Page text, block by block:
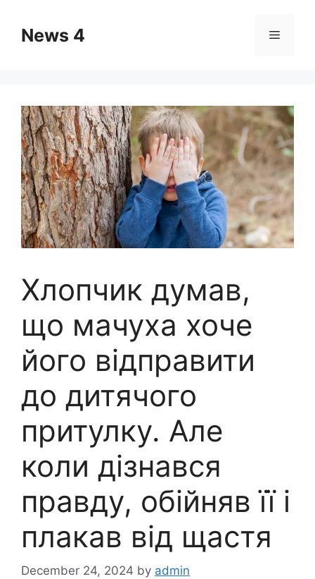
contentNews 4 Menu
Хлопчик думав,
що мачуха хоче
його відправити
до дитячого
притулку. Але
коли дізнався
правду, обійняв її і
плакав від щастя
December 24, 2024 by admin